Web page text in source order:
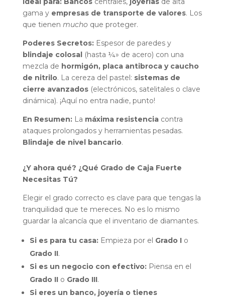
gama y empresas de transporte de valores. Los
que tienen muchoque proteger.
Poderes Secretos:Espesor de paredes y
blindaje colosal(hasta ¼» de acero) con una
mezcla de hormigón, placa antibroca y caucho
de nitrilo. La cereza del pastel: sistemas de
cierre avanzados(electrónicos, satelitales o clave
dinámica). ¡Aquí no entra nadie, punto!
En Resumen:La máxima resistenciacontra
ataques prolongados y herramientas pesadas.
Blindaje de nivel bancario.
¿Y ahora qué? ¿Qué Grado de Caja Fuerte
Necesitas Tú?
Elegir el grado correcto es clave para que tengas la
tranquilidad que te mereces. No es lo mismo
guardar la alcancía que el inventario de diamantes.
Si es para tu casa:Empieza por el Grado Io
Grado II.
Si es un negocio con efectivo:Piensa en el
Grado IIo Grado III.
Si eres un banco, joyería o tienes